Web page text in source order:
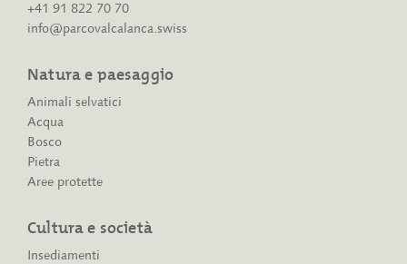
+41 91 822 70 70
info@parcovalcalanca.swiss
Natura e paesaggio
Animali selvatici
Acqua
Bosco
Pietra
Aree protette
Cultura e società
Insediamenti